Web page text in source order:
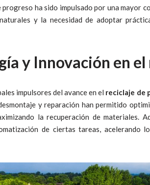
progreso ha sido impulsado por una mayor
y la necesidad de adoptar
y Innovación en
impulsores del avance en el reciclaje de
y reparación han permitido
la recuperación de materiales.
de ciertas tareas, acelerando